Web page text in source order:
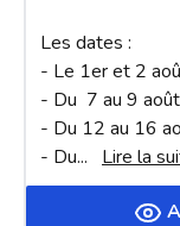
Les dates :
- Le 1er et 2
- Du  7 au 9 août
- Du 12 au 16
- Du... Lire la